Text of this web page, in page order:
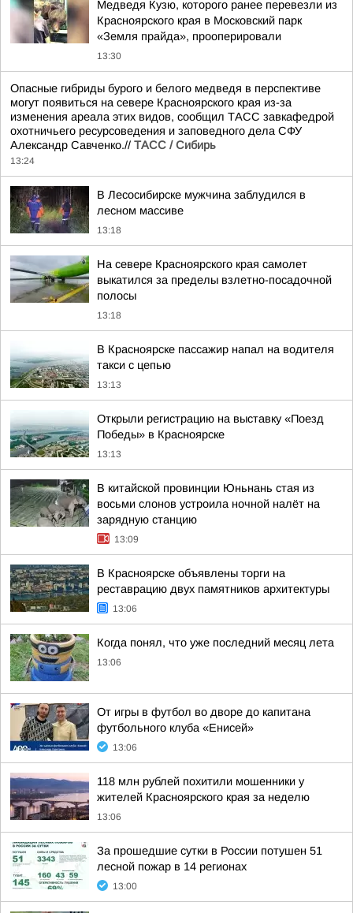
Медведя Кузю, которого ранее перевезли из
Красноярского края в Московский парк
«Земля прайда», прооперировали
13:30
Опасные гибриды бурого и белого медведя в перспективе
могут появиться на севере Красноярского края из-за
изменения ареала этих видов, сообщил ТАСС завкафедрой
охотничьего ресурсоведения и заповедного дела СФУ
Александр Савченко.// ТАСС / Сибирь
13:24
В Лесосибирске мужчина заблудился в
лесном массиве
13:18
На севере Красноярского края самолет
выкатился за пределы взлетно-посадочной
полосы
13:18
В Красноярске пассажир напал на водителя
такси с цепью
13:13
Открыли регистрацию на выставку «Поезд
Победы» в Красноярске
13:13
В китайской провинции Юньнань стая из
восьми слонов устроила ночной налёт на
зарядную станцию
13:09
В Красноярске объявлены торги на
реставрацию двух памятников архитектуры
13:06
Когда понял, что уже последний месяц лета
13:06
От игры в футбол во дворе до капитана
футбольного клуба «Енисей»
13:06
118 млн рублей похитили мошенники у
жителей Красноярского края за неделю
13:06
За прошедшие сутки в России потушен 51
лесной пожар в 14 регионах
13:00